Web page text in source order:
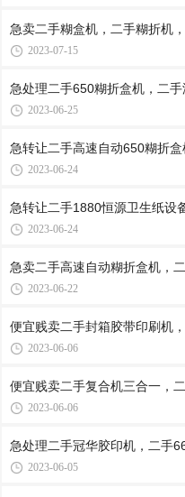
急卖二手糊盒机，二手糊折机
2023-07-15
急处理二手650糊折盒机，二
2023-06-25
急转让二手高速自动650糊折
2023-06-24
急转让二手1880恒源卫生纸设
2023-06-24
急卖二手高速自动糊折盒机，
2023-06-22
便宜贱卖二手封箱胶带印刷机
2023-06-06
便宜贱卖二手复合机三合一，
2023-06-06
急处理二手冠华胶印机，二手
2023-06-05